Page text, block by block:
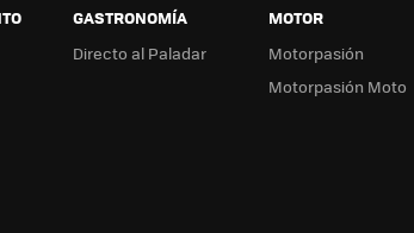
GASTRONOMÍA
Directo al Paladar
MOTOR
Motorpasión
Motorpasión Moto